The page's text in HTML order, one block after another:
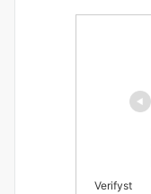
Verifyst